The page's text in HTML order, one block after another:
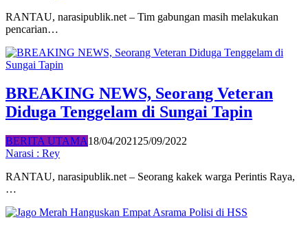
RANTAU, narasipublik.net – Tim gabungan masih melakukan
pencarian…
BREAKING NEWS, Seorang Veteran
Diduga Tenggelam di Sungai Tapin
BERITA UTAMA18/04/2021 25/09/2022
Narasi : Rey
RANTAU, narasipublik.net – Seorang kakek warga Perintis Raya,
…